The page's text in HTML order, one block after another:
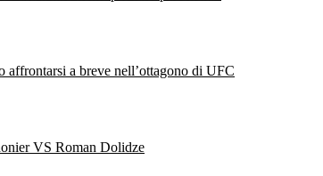
a breve nell’ottagono di UFC
VS Roman Dolidze